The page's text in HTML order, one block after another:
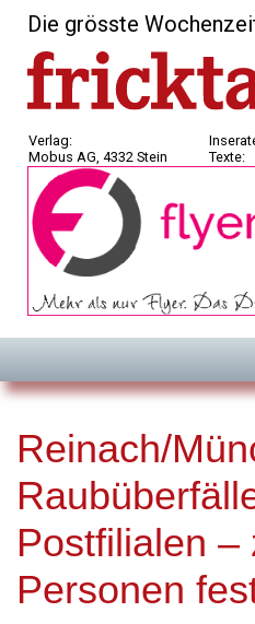
Die grösste
Verlag:
Mobus AG, 4332 Stein
Texte:
Reinach/
Postfilialen –
Personen